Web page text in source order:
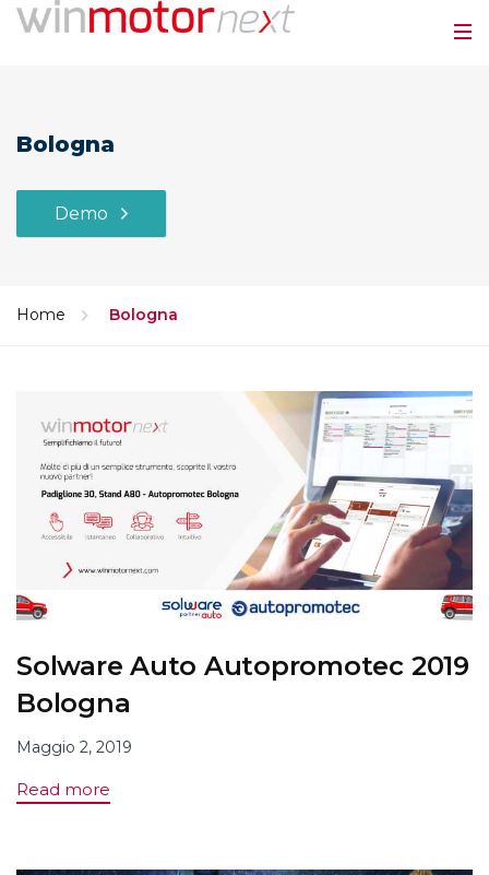
Bologna
Demo
Home Bologna
Solware Auto Autopromotec 2019
Bologna
Maggio 2, 2019
Read more